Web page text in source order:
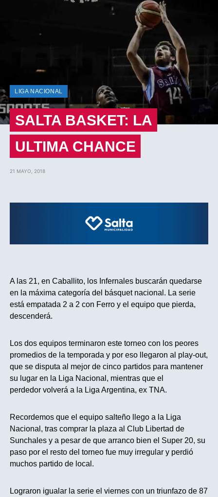
LIGA NACIONAL
SALTA BASKET: LA
ULTIMA CHANCE
21 MAYO, 2018
A las 21, en Caballito, los Infernales buscarán quedarse
en la máxima categoría del básquet nacional. La serie
está empatada 2 a 2 con Ferro y el equipo que pierda,
descenderá.
Los dos equipos terminaron este torneo con los peores
promedios de la temporada y por eso llegaron al play-out,
que se disputa al mejor de cinco partidos para mantener
su lugar en la Liga Nacional, mientras que el
perdedor volverá a la Liga Argentina, ex TNA.
Recordemos que el equipo salteño llego a la Liga
Nacional, tras comprar la plaza al Club Libertad de
Sunchales y a pesar de que arranco bien el Super 20, su
paso por el resto del torneo fue muy irregular y perdió
muchos partido de local.
Lograron igualar la serie el viernes con un triunfazo de 87